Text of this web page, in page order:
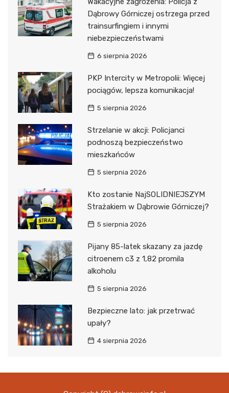
Dąbrowy Górniczej ostrzega przed
trainsurfingiem i innymi
niebezpieczeństwami
6 sierpnia 2026
PKP Intercity w Metropolii: Więcej
pociągów, lepsza komunikacja!
5 sierpnia 2026
Strzelanie w akcji: Policjanci
podnoszą bezpieczeństwo
mieszkańców
5 sierpnia 2026
Kto zostanie NajSOLIDNIEJSZYM
Strażakiem w Dąbrowie Górniczej?
5 sierpnia 2026
Pijany 85-latek skazany za jazdę
citroenem c3 z 1,82 promila
alkoholu
5 sierpnia 2026
Bezpieczne lato: jak przetrwać
upały?
4 sierpnia 2026